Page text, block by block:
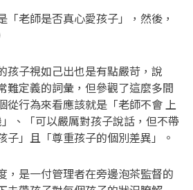
「老師是否真心愛孩子」，然後，
孩子視如己出也是有點嚴苛，說
難定義的詞彙，但參觀了這麼多間
從行為來看應該就是「老師不會 上
、「可以嚴厲對孩子說話，但不帶
子」且「尊重孩子的個別差異」。
，是一付管理者在旁邊泡茶監督的